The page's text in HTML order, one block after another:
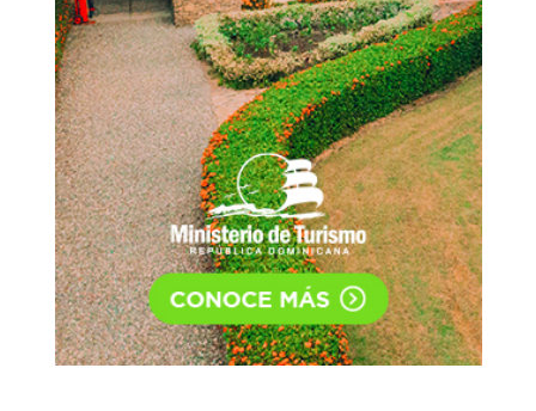
Don't miss
out!
Sing up for our newsletter
to stay in the loop.